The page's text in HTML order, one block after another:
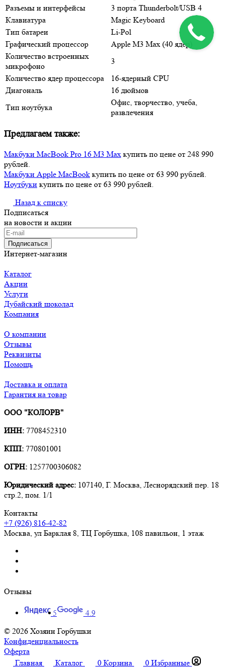
Разъемы и интерфейсы
3 порта Thunderbolt/USB 4
Клавиатура
Magic Keyboard
Тип батареи
Li-Pol
Графический процессор
Apple M3 Max (40 ядер)
Количество встроенных
микрофоно
3
Количество ядер процессора
16-ядерный CPU
Диагональ
16 дюймов
Тип ноутбука
Офис, творчество, учеба,
развлечения
Предлагаем также:
Макбуки MacBook Pro 16 M3 Max купить по цене от 248 990
рублей.
Макбуки Apple MacBook купить по цене от 63 990 рублей.
Ноутбуки купить по цене от 63 990 рублей.
Назад к списку
Подписаться
на новости и акции
Подписаться
Интернет-магазин
Каталог
Акции
Услуги
Дубайский шоколад
Компания
О компании
Отзывы
Реквизиты
Помощь
Доставка и оплата
Гарантия на товар
ООО "КОЛОРВ"
ИНН: 7708452310
КПП: 770801001
ОГРН: 1257700306082
Юридический адрес: 107140, Г. Москва, Леснорядский пер. 18
стр.2, пом. 1/1
Контакты
+7 (926) 816-42-82
Москва ул Барклая 8, ТЦ Горбушка, 108 павильон, 1 этаж
Отзывы
5
4.9
© 2026 Хозяин Горбушки
Конфиденциальность
Оферта
Главная
Каталог 0 Корзина 0 Избранные